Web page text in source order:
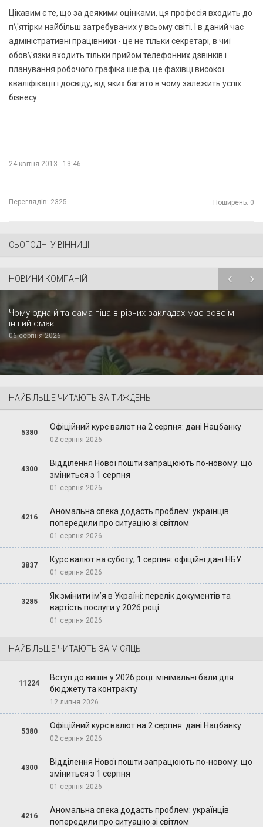
Цікавим є те, що за деякими оцінками, ця професія входить до
п\'ятірки найбільш затребуваних у всьому світі. І в даний час
адміністративні працівники - це не тільки секретарі, в чиї
обов\'язки входить тільки прийом телефонних дзвінків і
планування робочого графіка шефа, це фахівці високої
кваліфікації і досвіду, від яких багато в чому залежить успіх
бізнесу.
24 квітня 2013 - 13:46
Переглядів: 2325 Поширень: 0
СЬОГОДНІ У ВІННИЦІ
НОВИНИ КОМПАНІЙ
Чому одна й та сама піца в різних закладах має зовсім
інший смак
06 серпня 2026
НАЙБІЛЬШЕ ЧИТАЮТЬ ЗА ТИЖДЕНЬ
5380
Офіційний курс валют на 2 серпня: дані Нацбанку
02 серпня 2026
4300
Відділення Нової пошти запрацюють по-новому: що
зміниться з 1 серпня
01 серпня 2026
4216
Аномальна спека додасть проблем: українців
попередили про ситуацію зі світлом
01 серпня 2026
3837
Курс валют на суботу, 1 серпня: офіційні дані НБУ
01 серпня 2026
3285
Як змінити ім’я в Україні: перелік документів та
вартість послуги у 2026 році
01 серпня 2026
НАЙБІЛЬШЕ ЧИТАЮТЬ ЗА МІСЯЦЬ
11224
Вступ до вишів у 2026 році: мінімальні бали для
бюджету та контракту
12 липня 2026
5380
Офіційний курс валют на 2 серпня: дані Нацбанку
02 серпня 2026
4300
Відділення Нової пошти запрацюють по-новому: що
зміниться з 1 серпня
01 серпня 2026
4216
Аномальна спека додасть проблем: українців
попередили про ситуацію зі світлом